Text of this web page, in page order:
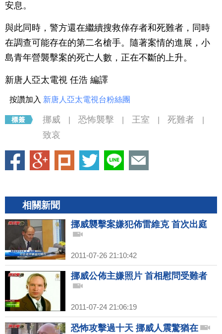
安息。
與此同時，警方還在繼續搜救倖存者和死難者，同時
在調查可能存在的第二名槍手。隨著案情的進展，小
島青年營襲擊案的死亡人數，正在不斷的上升。
新唐人亞太電視 任浩 編譯
按讚加入 新唐人亞太電視台粉絲團
挪威 恐怖襲擊 王室 死難者
致哀
相關新聞
挪威襲擊案嫌犯佈雷維克 首次出庭
2011-07-26 21:10:42
挪威公佈主嫌照片 首相慰問受難者
2011-07-24 21:06:19
恐怖攻擊過十天 挪威人震驚猶在